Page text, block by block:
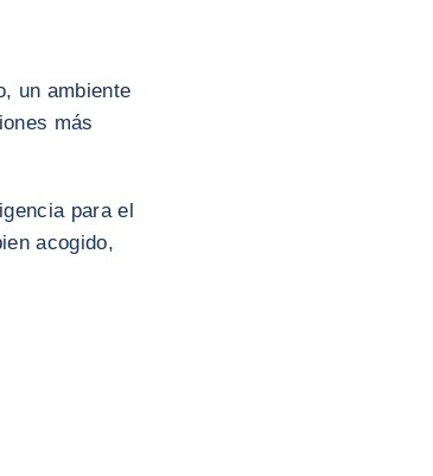
un ambiente
más
para el
acogido,